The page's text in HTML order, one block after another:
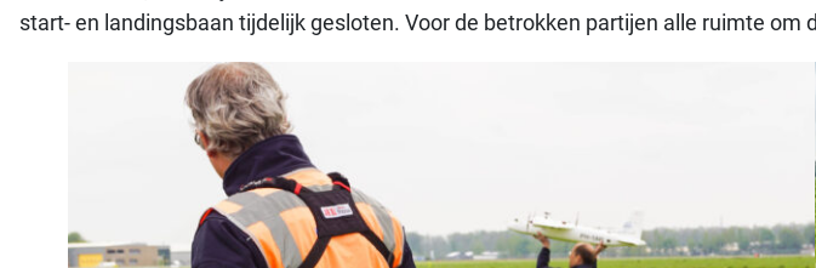
start- en landingsbaan tijdelijk gesloten. Voor de betrokken partijen alle ruimte